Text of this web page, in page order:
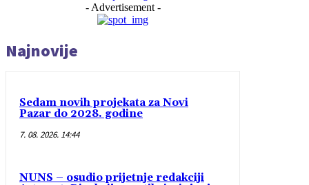
- Advertisement -
Najnovije
Sedam novih projekata za Novi
Pazar do 2028. godine
7. 08. 2026. 14:44
NUNS – osudio prijetnje redakciji